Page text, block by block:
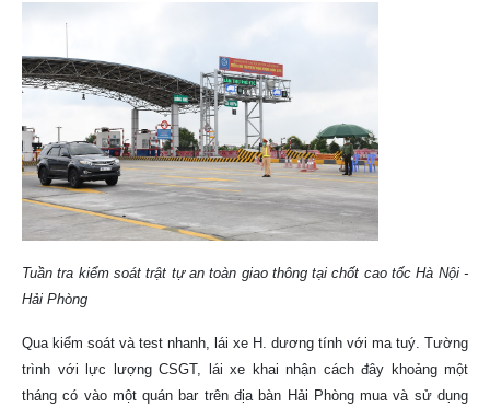
Tuần tra kiểm soát trật tự an toàn giao thông tại chốt cao tốc Hà Nội -
Hải Phòng
Qua kiểm soát và test nhanh, lái xe H. dương tính với ma tuý. Tường
trình với lực lượng CSGT, lái xe khai nhận cách đây khoảng một
tháng có vào một quán bar trên địa bàn Hải Phòng mua và sử dụng